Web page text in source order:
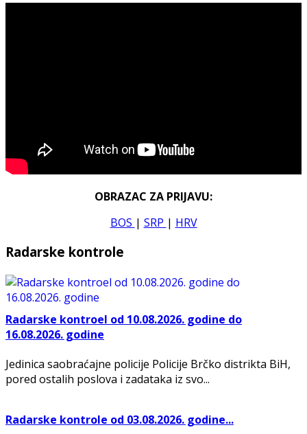
OBRAZAC ZA PRIJAVU:
BOS | SRP | HRV
Radarske kontrole
Radarske kontroel od 10.08.2026. godine do
16.08.2026. godine
Jedinica saobraćajne policije Policije Brčko distrikta BiH,
pored ostalih poslova i zadataka iz svo...
Radarske kontrole od 03.08.2026. godine...